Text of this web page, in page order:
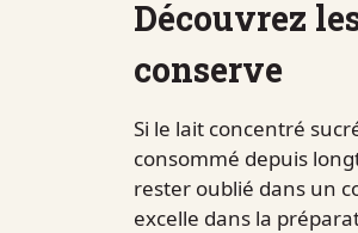
Découvrez
conserve
Si le lait concentré
consommé depuis
rester oublié dans un
excelle dans la